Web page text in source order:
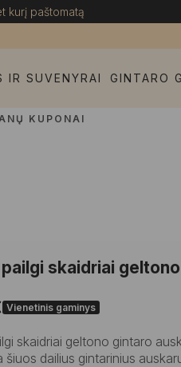
kurį paštomatą
IR SUVENYRAI GINTARO
KUPONAI
skaidriai
Vienetinis gaminys
skaidriai geltono gintaro
šiuos dailius gintarinius